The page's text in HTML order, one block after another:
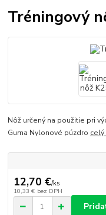
Tréningový
Nôž určený na použitie pri
Guma Nylonové púzdro
12,70 €/ks
10,33 € bez DPH